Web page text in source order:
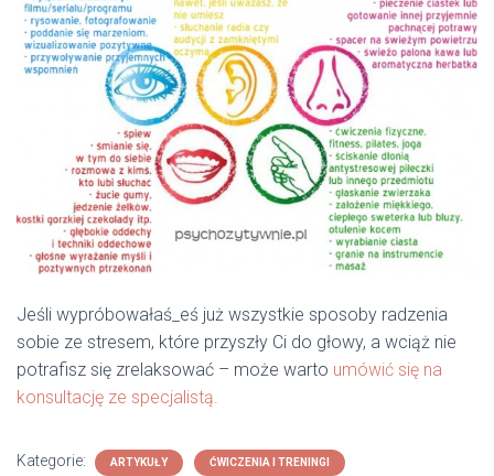
Jeśli wypróbowałaś_eś już wszystkie sposoby radzenia
sobie ze stresem, które przyszły Ci do głowy, a wciąż nie
potrafisz się zrelaksować – może warto umówić się na
konsultację ze specjalistą.
Kategorie: ARTYKUŁY ĆWICZENIA I TRENINGI